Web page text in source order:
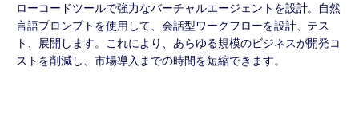
ローコードツールで強力なバーチャルエージェントを設計。自然
言語プロンプトを使用して、会話型ワークフローを設計、テス
ト、展開します。これにより、あらゆる規模のビジネスが開発コ
ストを削減し、市場導入までの時間を短縮できます。